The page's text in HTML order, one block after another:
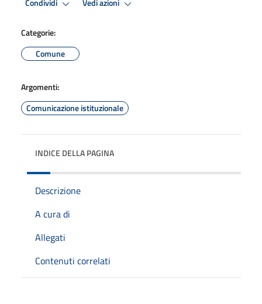
Condividi Vedi azioni
Categorie:
Comune
Argomenti:
Comunicazione istituzionale
INDICE DELLA PAGINA
Descrizione
A cura di
Allegati
Contenuti correlati